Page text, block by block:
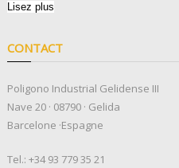
Lisez plus
CONTACT
Poligono Industrial Gelidense III
Nave 20 · 08790 · Gelida
Barcelone ·Espagne
Tel.: +34 93 779 35 21